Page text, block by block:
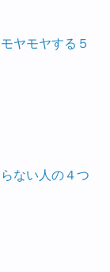
ヤモヤする５
ない人の４つ